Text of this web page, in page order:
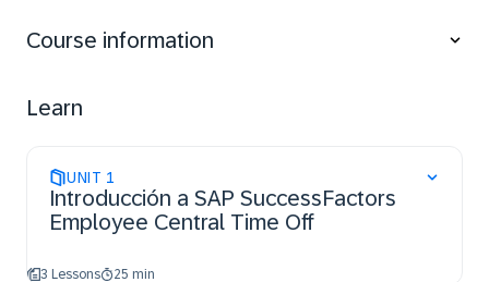
Course information
Learn
UNIT 1
Introducción a SAP SuccessFactors
Employee Central Time Off
3 Lessons 25 min